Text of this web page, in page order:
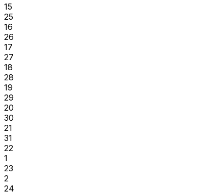
15
25
16
26
17
27
18
28
19
29
20
30
21
31
22
1
23
2
24